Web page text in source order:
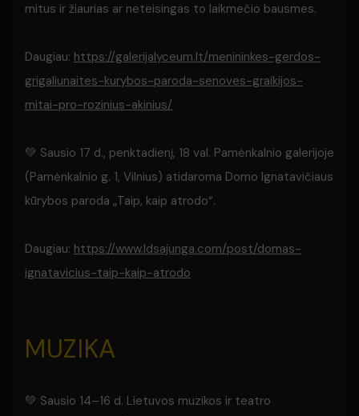
mitus ir žiaurias ar neteisingas to laikmečio bausmes.
Daugiau: https://galerijalyceum.lt/menininkes-gerdos-
grigaliunaites-kurybos-paroda-senoves-graikijos-
mitai-pro-rozinius-akinius/
💚 Sausio 17 d., penktadienį, 18 val. Pamėnkalnio galerijoje
(Pamėnkalnio g. 1, Vilnius) atidaroma Domo Ignatavičiaus
kūrybos paroda „Taip, kaip atrodo“.
Daugiau: https://www.ldsajunga.com/post/domas-
ignatavicius-taip-kaip-atrodo
MUZIKA
💚 Sausio 14–16 d. Lietuvos muzikos ir teatro